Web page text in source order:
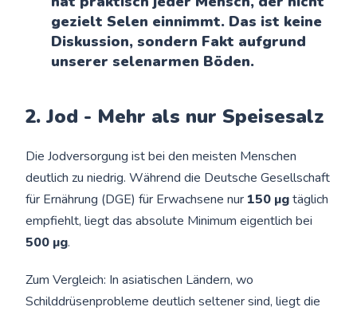
gezielt Selen einnimmt. Das ist keine
Diskussion, sondern Fakt aufgrund
unserer selenarmen Böden.
2. Jod - Mehr als nur Speisesalz
Die Jodversorgung ist bei den meisten Menschen
deutlich zu niedrig. Während die Deutsche Gesellschaft
für Ernährung (DGE) für Erwachsene nur 150 µgtäglich
empfiehlt, liegt das absolute Minimum eigentlich bei
500 µg.
Zum Vergleich: In asiatischen Ländern, wo
Schilddrüsenprobleme deutlich seltener sind, liegt die